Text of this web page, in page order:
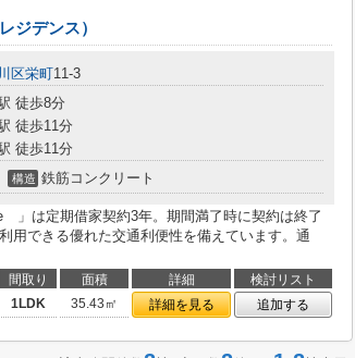
ジデンス）
区栄町11-3
徒歩8分
徒歩11分
徒歩11分
構造 鉄筋コンクリート
」は定期借家契約3年。期間満了時に契約は終了
用できる優れた交通利便性を備えています。通
間取り 面積 詳細
検討リスト
1LDK 35.43㎡ 詳細を見る 追加する